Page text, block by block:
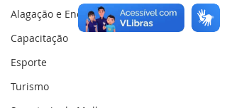
Alagação e Enchente
Capacitação
Esporte
Turismo